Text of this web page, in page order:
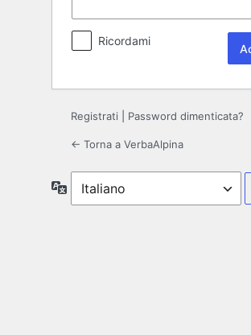
Ricordami
Registrati Password dimenticata?
← Torna a VerbaAlpina
Lingua